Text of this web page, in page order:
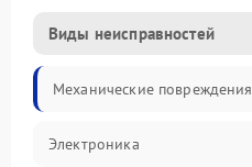
Виды неисправностей
Механические повреждения
Электроника